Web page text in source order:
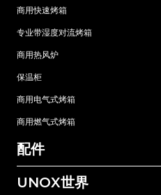
商用快速烤箱
专业带湿度对流烤箱
商用热风炉
保温柜
商用电气式烤箱
商用燃气式烤箱
配件
所有配件
UNOX世界